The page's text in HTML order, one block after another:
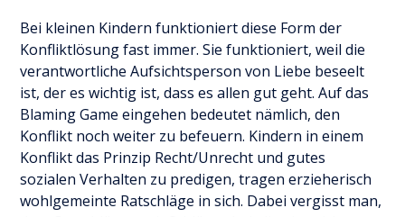
Bei kleinen Kindern funktioniert diese Form der
Konfliktlösung fast immer. Sie funktioniert, weil die
verantwortliche Aufsichtsperson von Liebe beseelt
ist, der es wichtig ist, dass es allen gut geht. Auf das
Blaming Game eingehen bedeutet nämlich, den
Konflikt noch weiter zu befeuern. Kindern in einem
Konflikt das Prinzip Recht/Unrecht und gutes
sozialen Verhalten zu predigen, tragen erzieherisch
wohlgemeinte Ratschläge in sich. Dabei vergisst man,